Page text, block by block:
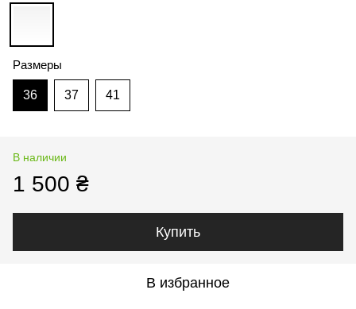
Размеры
36 37 41
В наличии
1 500 ₴
Купить
В избранное